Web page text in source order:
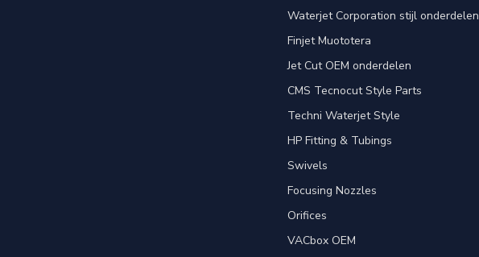
Waterjet Corporation stijl onderdelen
Finjet Muototera
Jet Cut OEM onderdelen
CMS Tecnocut Style Parts
Techni Waterjet Style
HP Fitting & Tubings
Swivels
Focusing Nozzles
Orifices
VACbox OEM